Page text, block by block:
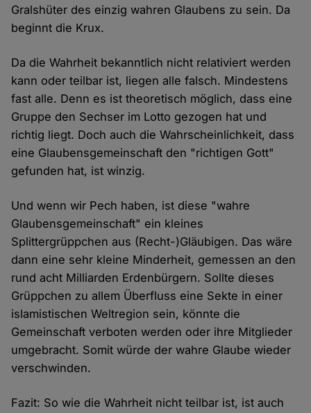
Gralshüter des einzig wahren Glaubens zu sein. Da
beginnt die Krux.
Da die Wahrheit bekanntlich nicht relativiert werden
kann oder teilbar ist, liegen alle falsch. Mindestens
fast alle. Denn es ist theoretisch möglich, dass eine
Gruppe den Sechser im Lotto gezogen hat und
richtig liegt. Doch auch die Wahrscheinlichkeit, dass
eine Glaubensgemeinschaft den "richtigen Gott"
gefunden hat, ist winzig.
Und wenn wir Pech haben, ist diese "wahre
Glaubensgemeinschaft" ein kleines
Splittergrüppchen aus (Recht-)Gläubigen. Das wäre
dann eine sehr kleine Minderheit, gemessen an den
rund acht Milliarden Erdenbürgern. Sollte dieses
Grüppchen zu allem Überfluss eine Sekte in einer
islamistischen Weltregion sein, könnte die
Gemeinschaft verboten werden oder ihre Mitglieder
umgebracht. Somit würde der wahre Glaube wieder
verschwinden.
Fazit: So wie die Wahrheit nicht teilbar ist, ist auch